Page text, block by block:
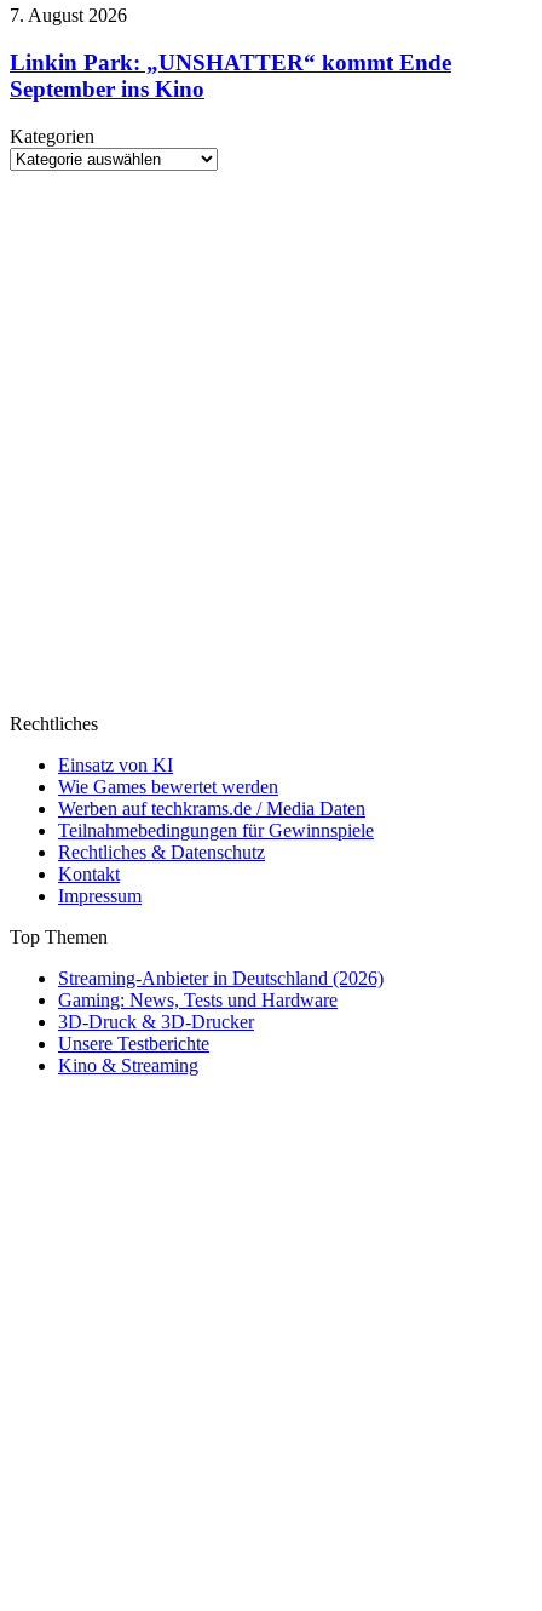
sich
düsteren
Trailer
Linkin
„UNSHATTER“
kommt
Ende
ins
Kino
7. August 2026
Linkin Park: „UNSHATTER“ kommt Ende
September ins Kino
Kategorien
Kategorien
Rechtliches
Einsatz von KI
Wie Games bewertet werden
Werben auf techkrams.de / Media Daten
Teilnahmebedingungen für Gewinnspiele
Rechtliches & Datenschutz
Kontakt
Impressum
Top Themen
Streaming-Anbieter in Deutschland (2026)
Gaming: News, Tests und Hardware
3D-Druck & 3D-Drucker
Unsere Testberichte
Kino & Streaming